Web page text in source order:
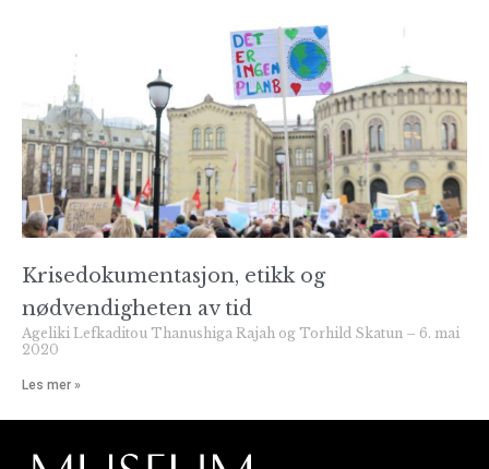
Krisedokumentasjon, etikk og
nødvendigheten av tid
Ageliki Lefkaditou Thanushiga Rajah og Torhild Skatun
6. mai
2020
Les mer »